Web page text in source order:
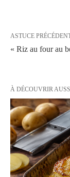
ASTUCE
« Riz au four au
À DÉCOUVRIR